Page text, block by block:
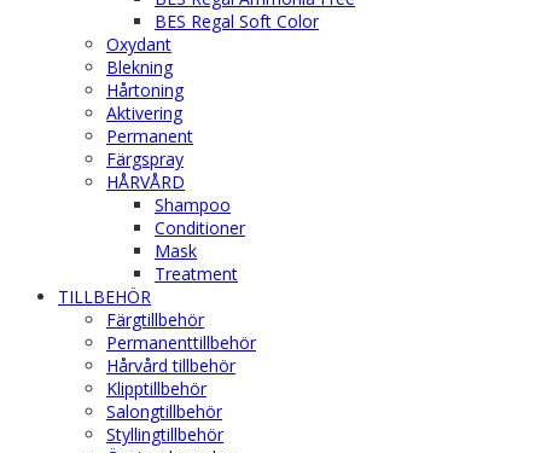
BES Regal Soft Color
Oxydant
Blekning
Hårtoning
Aktivering
Permanent
Färgspray
HÅRVÅRD
Shampoo
Conditioner
Mask
Treatment
TILLBEHÖR
Färgtillbehör
Permanenttillbehör
Hårvård tillbehör
Klipptillbehör
Salongtillbehör
Styllingtillbehör